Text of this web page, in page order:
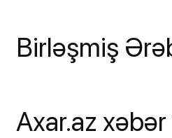
Birləşmiş
Axar.az